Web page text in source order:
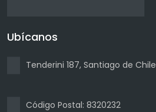
Ubícanos
Tenderini 187, Santiago de Chile
Código Postal: 8320232